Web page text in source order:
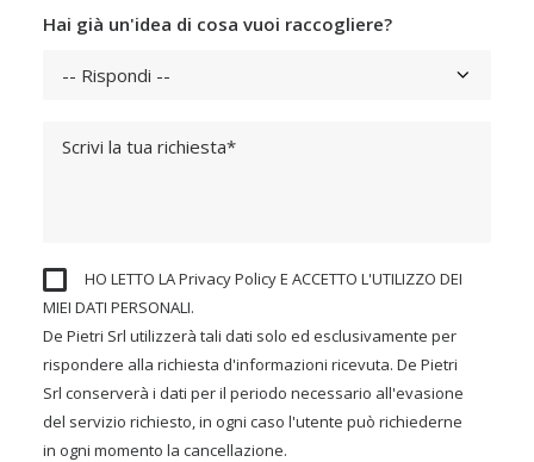
Hai già un'idea di cosa vuoi raccogliere?
HO LETTO LAPrivacy PolicyE ACCETTO L'UTILIZZO DEI
MIEI DATI PERSONALI.
De Pietri Srl utilizzerà tali dati solo ed esclusivamente per
rispondere alla richiesta d'informazioni ricevuta. De Pietri
Srl conserverà i dati per il periodo necessario all'evasione
del servizio richiesto, in ogni caso l'utente può richiederne
in ogni momento la cancellazione.